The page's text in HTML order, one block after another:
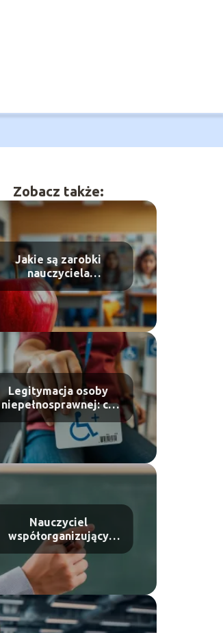
Zobacz także:
Jakie są zarobki
nauczyciela
dyplomowanego w roku
2025? Poznaj
szczegóły!
Legitymacja osoby
niepełnosprawnej: co
warto wiedzieć?
Nauczyciel
współorganizujący
kształcenie: kim jest i
jakie ma zadania?